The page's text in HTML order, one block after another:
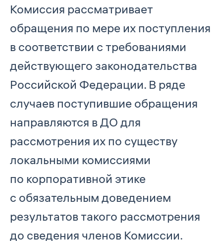
Комиссия рассматривает
обращения по мере их поступления
в соответствии с требованиями
действующего законодательства
Российской Федерации. В ряде
случаев поступившие обращения
направляются в ДО для
рассмотрения их по существу
локальными комиссиями
по корпоративной этике
с обязательным доведением
результатов такого рассмотрения
до сведения членов Комиссии.